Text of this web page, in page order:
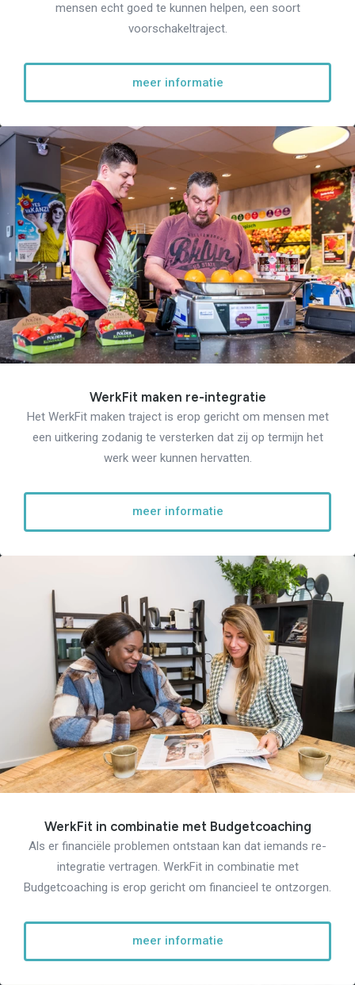
mensen echt goed te kunnen helpen, een soort
voorschakeltraject.
meer informatie
WerkFit maken re-integratie
Het WerkFit maken traject is erop gericht om mensen met
een uitkering zodanig te versterken dat zij op termijn het
werk weer kunnen hervatten.
meer informatie
WerkFit in combinatie met Budgetcoaching
Als er financiële problemen ontstaan kan dat iemands re-
integratie vertragen. WerkFit in combinatie met
Budgetcoaching is erop gericht om financieel te ontzorgen.
meer informatie